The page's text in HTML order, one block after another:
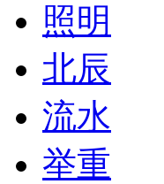
照明
北辰
流水
举重